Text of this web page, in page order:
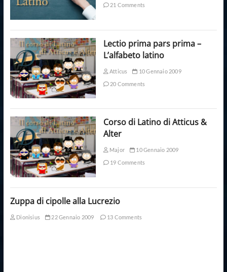
21 Comments
Lectio prima pars prima –
L’alfabeto latino
Atticus
10 Gennaio 2009
20 Comments
Corso di Latino di Atticus &
Alter
Major
10 Gennaio 2009
19 Comments
Zuppa di cipolle alla Lucrezio
Dionisius 22 Gennaio 2009 13 Comments